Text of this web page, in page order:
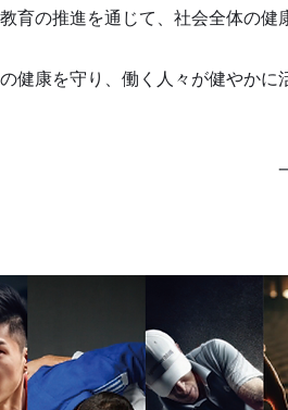
育の推進を通じて、社会全体の
健康を守り、働く人々が健やかに